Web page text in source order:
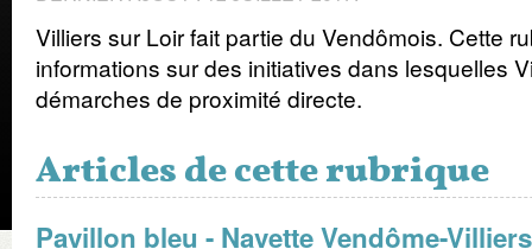
Villiers sur Loir fait partie du Vendômois. Cette
informations sur des initiatives dans lesquelles
démarches de proximité directe.
Articles de cette rubrique
Pavillon bleu - Navette Vendôme-Villiers